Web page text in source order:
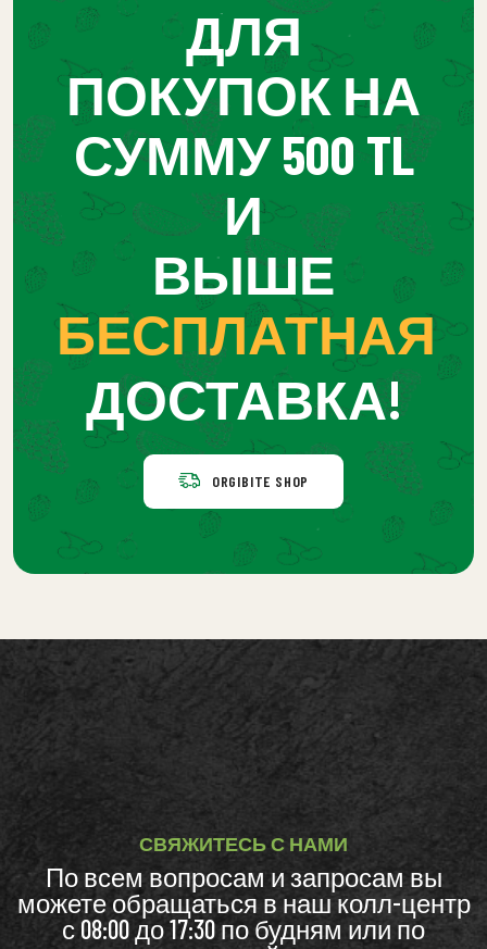
ДЛЯ
ПОКУПОК НА
СУММУ 500 TL
И
ВЫШЕ
БЕСПЛАТНАЯ
ДОСТАВКА!
ORGIBITE SHOP
СВЯЖИТЕСЬ С НАМИ
По всем вопросам и запросам вы
можете обращаться в наш колл-центр
с 08:00 до 17:30 по будням или по